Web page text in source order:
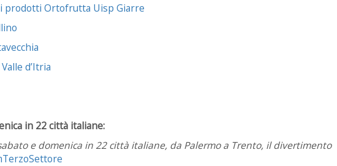
prodotti Ortofrutta Uisp Giarre
d’Itria
in 22 città italiane:
e domenica in 22 città italiane, da Palermo a Trento, il divertimento